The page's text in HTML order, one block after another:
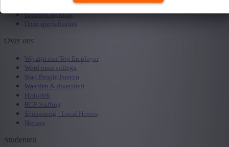
Diensten op maat
Onze specialisaties
Over ons
Wij zijn een Top Employer
Word onze collega
Start People Interim
Waarden & diversiteit
Historiek
RGF Staffing
Sponsoring - Local Heroes
Nieuws
Studenten